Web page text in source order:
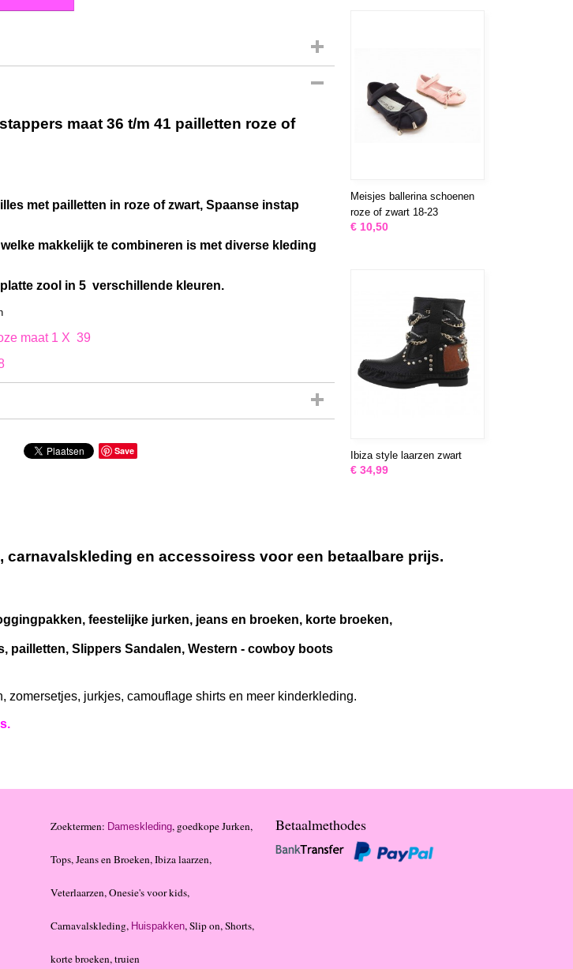
maat 36 t/m 41 pailletten roze of
met pailletten in roze of zwart, Spaanse instap
makkelijk te combineren is met diverse kleding
zool in 5 verschillende kleuren.
maat 1 X 39
Save
Meisjes ballerina schoenen
roze of zwart 18-23
€ 10,50
Ibiza style laarzen zwart
€ 34,99
en accessoiress voor een betaalbare prijs.
feestelijke jurken, jeans en broeken, korte broeken,
pailletten, Slippers Sandalen, Western - cowboy boots
zomersetjes, jurkjes, camouflage shirts en meer kinderkleding.
Zoektermen: Dameskleding, goedkope Jurken,
Tops, Jeans en Broeken, Ibiza laarzen,
Veterlaarzen, Onesie's voor kids,
Carnavalskleding, Huispakken, Slip on, Shorts,
korte broeken, truien
Betaalmethodes